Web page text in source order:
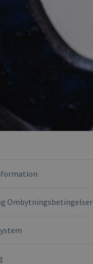
Ombytningsbetingelser